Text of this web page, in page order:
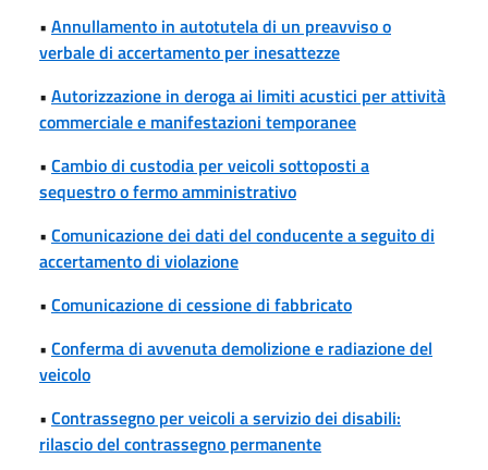
• Annullamento in autotutela di un preavviso o
verbale di accertamento per inesattezze
• Autorizzazione in deroga ai limiti acustici per attività
commerciale e manifestazioni temporanee
• Cambio di custodia per veicoli sottoposti a
sequestro o fermo amministrativo
• Comunicazione dei dati del conducente a seguito di
accertamento di violazione
• Comunicazione di cessione di fabbricato
• Conferma di avvenuta demolizione e radiazione del
veicolo
• Contrassegno per veicoli a servizio dei disabili:
rilascio del contrassegno permanente